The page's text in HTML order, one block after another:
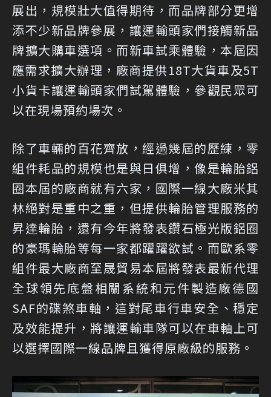
展出，規模壯大值得期待，而品牌部分更增
添不少新品牌參展，讓運輸頭家們接觸新品
牌擴大購車選項。而新車試乘體驗，本屆因
應需求擴大辦理，廠商提供18T大貨車及5T
小貨卡讓運輸頭家們試駕體驗，參觀民眾可
以在現場預約場次。
除了車輛的百花齊放，經過幾屆的歷練，零
組件耗品的規模也是與日俱增，像是輪胎鋁
圈本屆的廠商就有六家，國際一線大廠米其
林絕對是重中之重，但提供輪胎管理服務的
昇達輪胎，還有今年將發表鑽石極光版鋁圈
的豪瑪輪胎等每一家都躍躍欲試。而歐系零
組件最大廠商至晟貿易本屆將發表最新代理
全球領先底盤相關系統和元件製造廠德國
SAF的碟煞車軸，這對尾車行車安全、穩定
及效能提升，將讓運輸車隊可以在車軸上可
以選擇國際一線品牌且獲得原廠級的服務。